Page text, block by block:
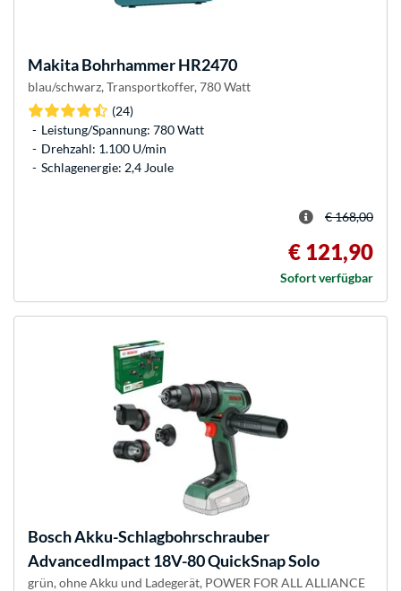
MakitaBohrhammer HR2470
blau/schwarz, Transportkoffer, 780 Watt
(24)
Leistung/Spannung: 780 Watt
Drehzahl: 1.100 U/min
Schlagenergie: 2,4 Joule
€ 168,00
€ 121,90
Sofort verfügbar
BoschAkku-Schlagbohrschrauber
AdvancedImpact 18V-80 QuickSnap Solo
grün, ohne Akku und Ladegerät, POWER FOR ALL ALLIANCE